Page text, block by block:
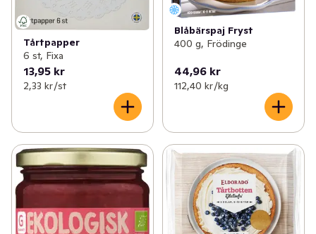
Tårtpapper
6 st, Fixa
13,95 kr
2,33 kr /st
Blåbärspaj Fryst
400 g, Frödinge
44,96 kr
112,40 kr /kg